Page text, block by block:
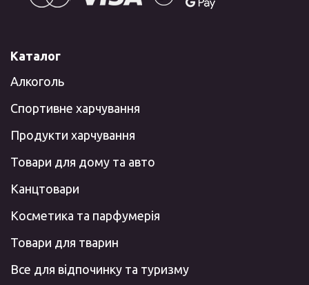
Каталог
Алкоголь
Спортивне харчування
Продукти харчування
Товари для дому та авто
Канцтовари
Косметика та парфумерія
Товари для тварин
Все для відпочинку та туризму